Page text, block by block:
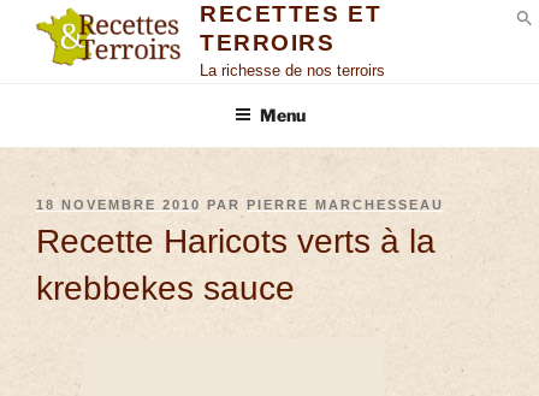
RECETTES ET
TERROIRS
La richesse de nos terroirs
Menu
18 NOVEMBRE 2010 PAR PIERRE MARCHESSEAU
Recette Haricots verts à la
krebbekes sauce